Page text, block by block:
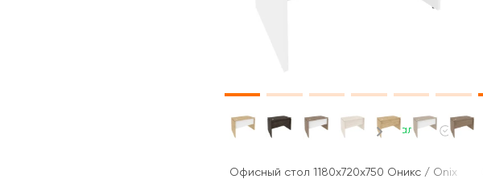
В наличии
Офисный стол 1180x720x750 Оникс / Onix